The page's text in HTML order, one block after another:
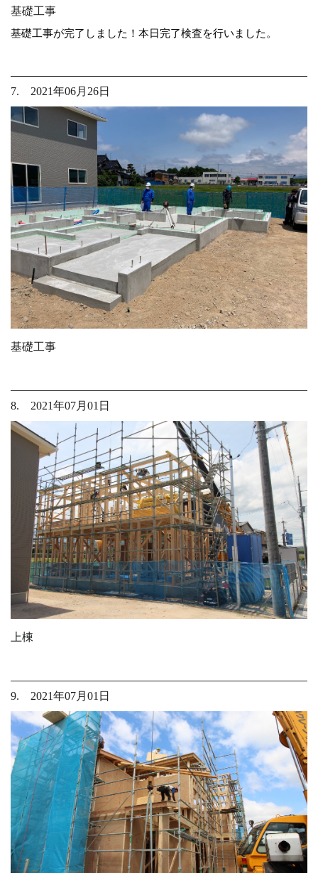
基礎工事
基礎工事が完了しました！本日完了検査を行いました。
7. 2021年06月26日
基礎工事
8. 2021年07月01日
上棟
9. 2021年07月01日